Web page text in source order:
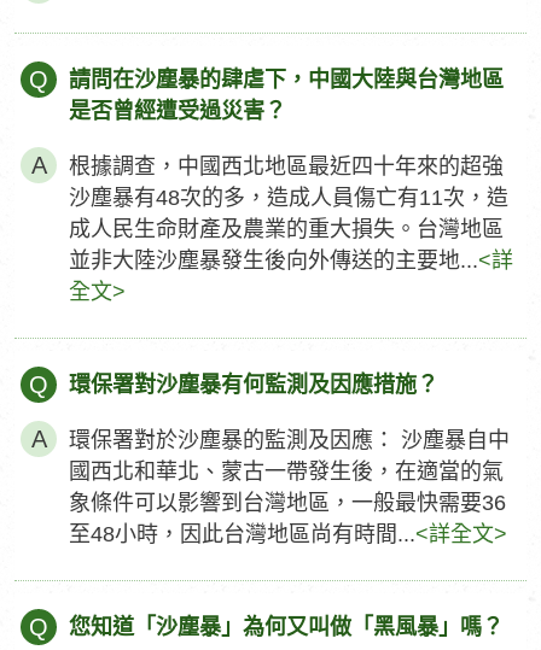
Q
請問在沙塵暴的肆虐下，中國大陸與台灣地區
是否曾經遭受過災害？
根據調查，中國西北地區最近四十年來的超強
沙塵暴有48次的多，造成人員傷亡有11次，造
成人民生命財產及農業的重大損失。台灣地區
並非大陸沙塵暴發生後向外傳送的主要地...<詳
全文>
Q 環保署對沙塵暴有何監測及因應措施？
環保署對於沙塵暴的監測及因應： 沙塵暴自中
國西北和華北、蒙古一帶發生後，在適當的氣
象條件可以影響到台灣地區，一般最快需要36
至48小時，因此台灣地區尚有時間...<詳全文>
Q 您知道「沙塵暴」為何又叫做「黑風暴」嗎？